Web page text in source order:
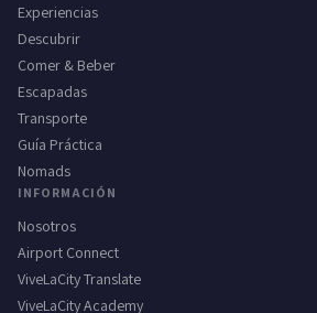
Experiencias
Descubrir
Comer & Beber
Escapadas
Transporte
Guía Práctica
Nomads
INFORMACIÓN
Nosotros
Airport Connect
ViveLaCity Translate
ViveLaCity Academy